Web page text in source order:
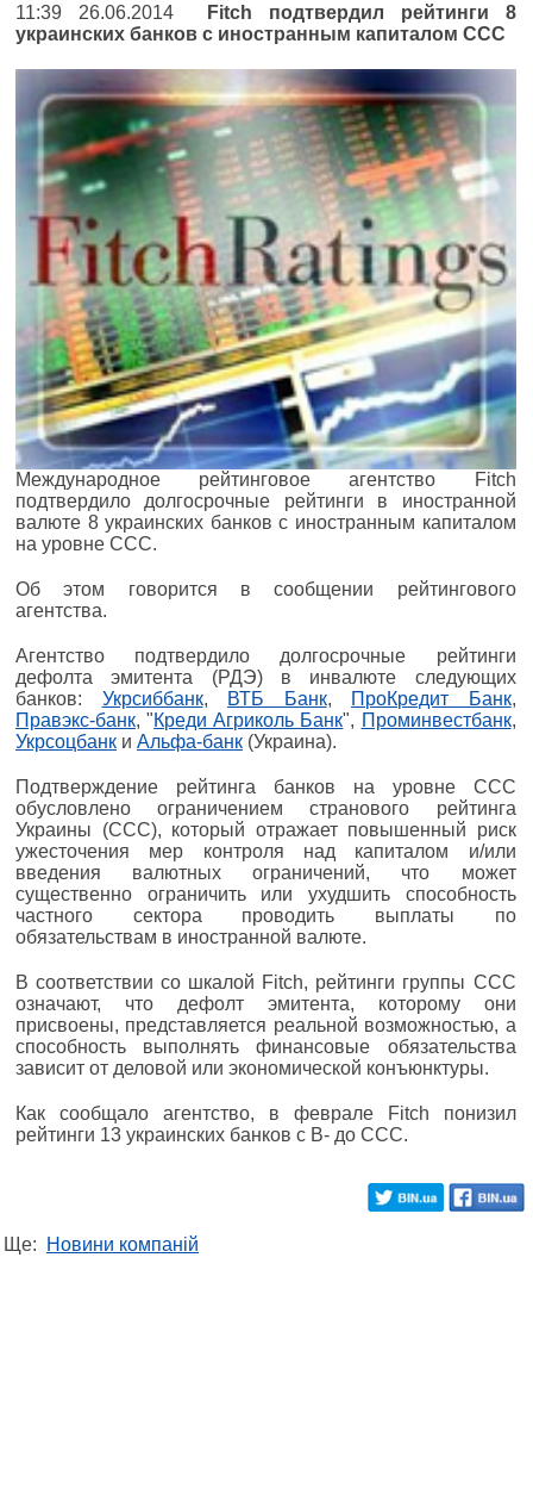
11:39 26.06.2014
Fitch подтвердил рейтинги 8
украинских банков с иностранным капиталом ССС
Международное рейтинговое агентство Fitch
подтвердило долгосрочные рейтинги в иностранной
валюте 8 украинских банков с иностранным капиталом
на уровне ССС.
Об этом говорится в сообщении рейтингового
агентства.
Агентство подтвердило долгосрочные рейтинги
дефолта эмитента (РДЭ) в инвалюте следующих
банков: Укрсиббанк, ВТБ Банк, ПроКредит Банк,
Правэкс-банк, "Креди Агриколь Банк", Проминвестбанк,
Укрсоцбанк и Альфа-банк (Украина).
Подтверждение рейтинга банков на уровне ССС
обусловлено ограничением странового рейтинга
Украины (ССС), который отражает повышенный риск
ужесточения мер контроля над капиталом и/или
введения валютных ограничений, что может
существенно ограничить или ухудшить способность
частного сектора проводить выплаты по
обязательствам в иностранной валюте.
В соответствии со шкалой Fitch, рейтинги группы ССС
означают, что дефолт эмитента, которому они
присвоены, представляется реальной возможностью, а
способность выполнять финансовые обязательства
зависит от деловой или экономической конъюнктуры.
Как сообщало агентство, в феврале Fitch понизил
рейтинги 13 украинских банков с В- до ССС.
Ще: Новини компаній